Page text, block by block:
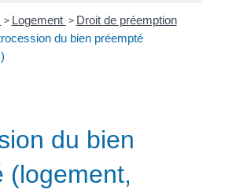
> Logement > Droit de préemption
du bien préempté
du bien
(logement,